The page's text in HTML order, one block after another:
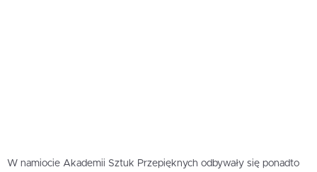
W namiocie Akademii Sztuk Przepięknych odbywały się ponadto